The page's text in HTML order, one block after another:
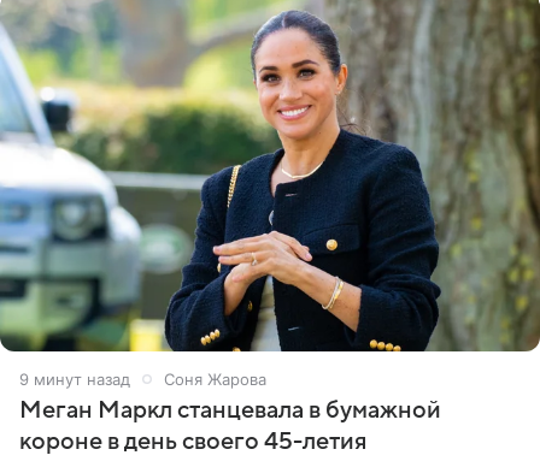
9 минут назад Соня Жарова
Меган Маркл станцевала в бумажной
короне в день своего 45-летия